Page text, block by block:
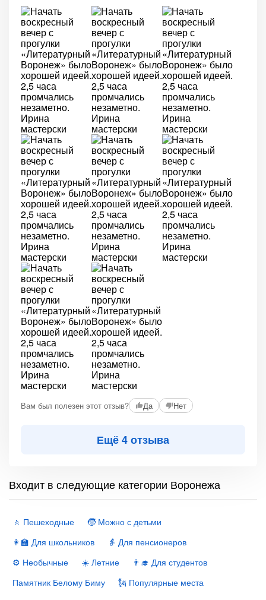
Вам был полезен этот отзыв? Да Нет
Ещё 4 отзыва
Входит в следующие категории Воронежа
🚶 Пешеходные
🧒 Можно с детьми
👩‍🏫 Для школьников
👵 Для пенсионеров
⚙️ Необычные
☀️ Летние
👨‍🎓 Для студентов
Памятник Белому Биму
🗽 Популярные места